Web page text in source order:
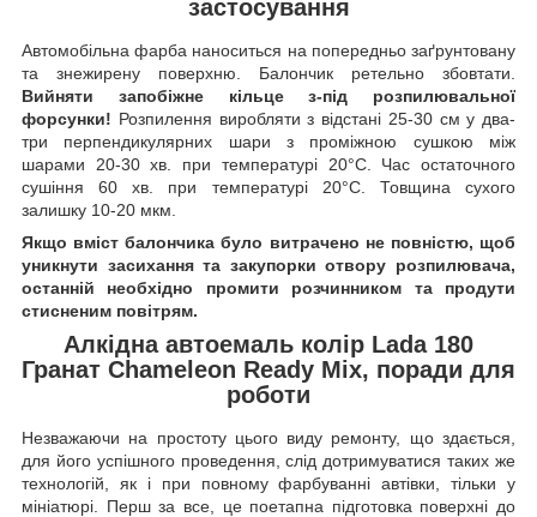
застосування
Автомобільна фарба наноситься на попередньо заґрунтовану
та знежирену поверхню. Балончик ретельно збовтати.
Вийняти запобіжне кільце з-під розпилювальної
форсунки! Розпилення виробляти з відстані 25-30 см у два-
три перпендикулярних шари з проміжною сушкою між
шарами 20-30 хв. при температурі 20°C. Час остаточного
сушіння 60 хв. при температурі 20°C. Товщина сухого
залишку 10-20 мкм.
Якщо вміст балончика було витрачено не повністю, щоб
уникнути засихання та закупорки отвору розпилювача,
останній необхідно промити розчинником та продути
стисненим повітрям.
Алкідна автоемаль колір Lada 180
Гранат Chameleon Ready Mix, поради для
роботи
Незважаючи на простоту цього виду ремонту, що здається,
для його успішного проведення, слід дотримуватися таких же
технологій, як і при повному фарбуванні автівки, тільки у
мініатюрі. Перш за все, це поетапна підготовка поверхні до